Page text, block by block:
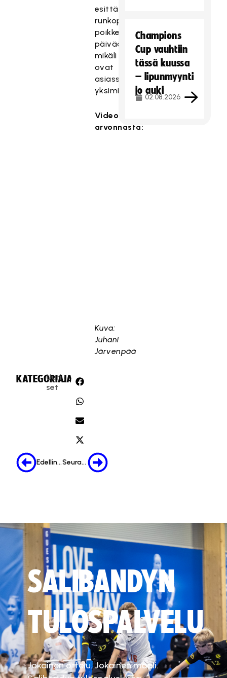
esittää
runkopäivästä
poikkeavaa
päivää
mikäli
ovat
asiassa
yksimieliset.
Videotallenne
arvonnasta:
Kuva:
Juhani
Järvenpää
KATEGORIA:
Uuti
set
JAA:
Edellinen Seuraava
Champions
Cup vauhtiin
tässä kuussa
– lipunmyynti
jo auki
02.08.2026
SALIBANDYN
TULOSPALVELU
Jokainen ottelu. Jokainen maali.